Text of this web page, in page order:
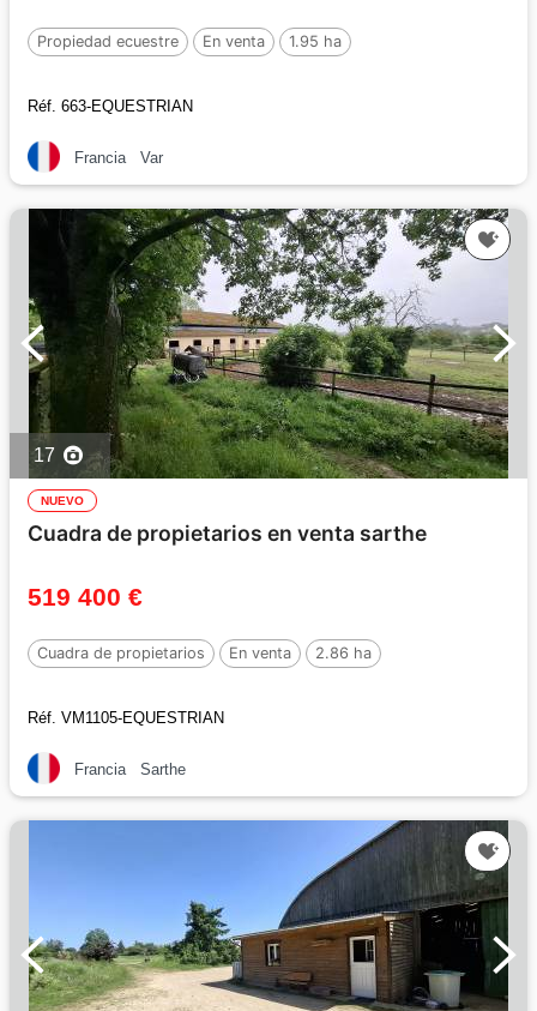
Propiedad ecuestre En venta 1.95 ha
Réf. 663-EQUESTRIAN
Francia Var
17
NUEVO
Cuadra de propietarios en venta sarthe
519 400 €
Cuadra de propietarios En venta 2.86 ha
Réf. VM1105-EQUESTRIAN
Francia Sarthe